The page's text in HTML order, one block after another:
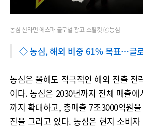
농심 신라면 에스파 글로벌 광고 스틸컷.ⓒ농심
◇ 농심, 해외 비중 61% 목표…글
농심은 올해도 적극적인 해외 진출 전
이다. 농심은 2030년까지 전체 매출
까지 확대하고, 총매출 7조3000억원
진을 그리고 있다. 농심은 현지 소비